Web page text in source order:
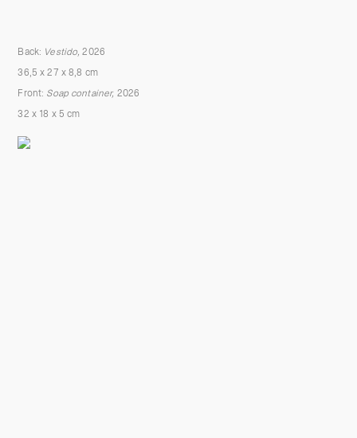
Back: Vestido, 2026
36,5 x 27 x 8,8 cm
Front: Soap container, 2026
32 x 18 x 5 cm